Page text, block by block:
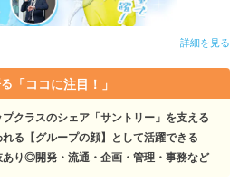
詳細を見る
「ココに注目！」
クラスのシェア「サントリー」を支える
る【グループの顔】として活躍できる
あり◎開発・流通・企画・管理・事務など